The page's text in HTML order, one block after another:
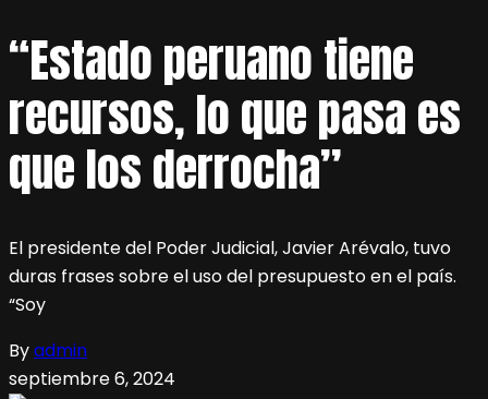
“Estado peruano tiene
recursos, lo que pasa es
que los derrocha”
El presidente del Poder Judicial, Javier Arévalo, tuvo
duras frases sobre el uso del presupuesto en el país.
“Soy
Byadmin
septiembre 6, 2024